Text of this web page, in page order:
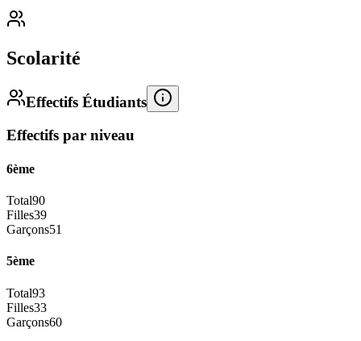
Scolarité
Effectifs Étudiants
Effectifs par niveau
6ème
Total90
Filles39
Garçons51
5ème
Total93
Filles33
Garçons60